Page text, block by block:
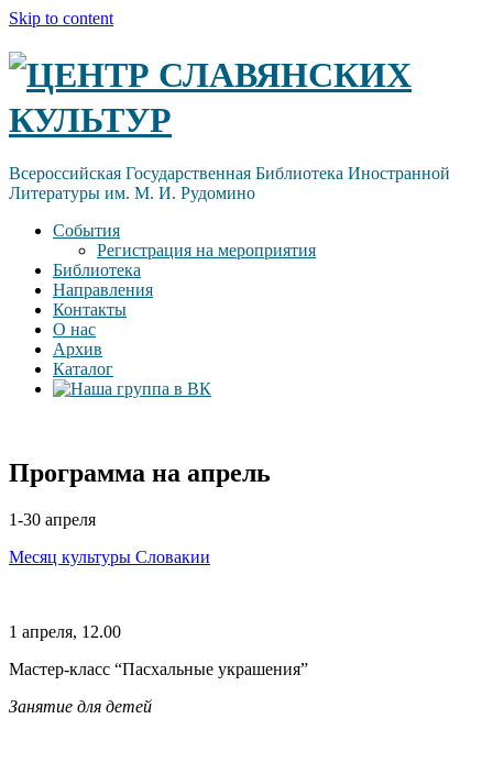
Skip to content
ЦЕНТР СЛАВЯНСКИХ
КУЛЬТУР
Всероссийская Государственная Библиотека Иностранной
Литературы им. М. И. Рудомино
События
Регистрация на мероприятия
Библиотека
Направления
Контакты
О нас
Архив
Каталог
Программа на апрель
1-30 апреля
Месяц культуры Словакии
1 апреля, 12.00
Мастер-класс “Пасхальные украшения”
Занятие для детей